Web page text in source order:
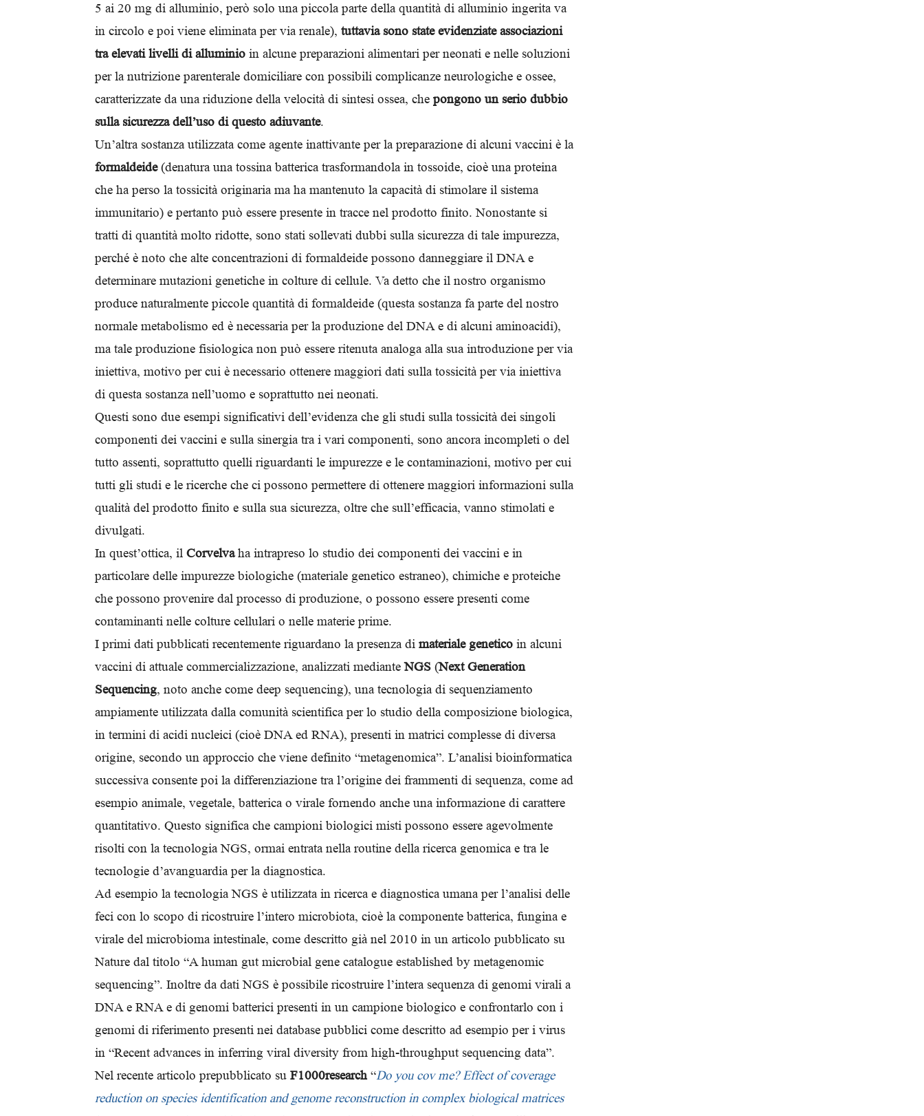
5 ai 20 mg di alluminio, però solo una piccola parte della quantità di alluminio ingerita va
in circolo e poi viene eliminata per via renale), tuttavia sono state evidenziate associazioni
tra elevati livelli di alluminio in alcune preparazioni alimentari per neonati e nelle soluzioni
per la nutrizione parenterale domiciliare con possibili complicanze neurologiche e ossee,
caratterizzate da una riduzione della velocità di sintesi ossea, che pongono un serio dubbio
sulla sicurezza dell’uso di questo adiuvante.
Un’altra sostanza utilizzata come agente inattivante per la preparazione di alcuni vaccini è la
formaldeide(denatura una tossina batterica trasformandola in tossoide, cioè una proteina
che ha perso la tossicità originaria ma ha mantenuto la capacità di stimolare il sistema
immunitario) e pertanto può essere presente in tracce nel prodotto finito. Nonostante si
tratti di quantità molto ridotte, sono stati sollevati dubbi sulla sicurezza di tale impurezza,
perché è noto che alte concentrazioni di formaldeide possono danneggiare il DNA e
determinare mutazioni genetiche in colture di cellule. Va detto che il nostro organismo
produce naturalmente piccole quantità di formaldeide (questa sostanza fa parte del nostro
normale metabolismo ed è necessaria per la produzione del DNA e di alcuni aminoacidi),
ma tale produzione fisiologica non può essere ritenuta analoga alla sua introduzione per via
iniettiva, motivo per cui è necessario ottenere maggiori dati sulla tossicità per via iniettiva
di questa sostanza nell’uomo e soprattutto nei neonati.
Questi sono due esempi significativi dell’evidenza che gli studi sulla tossicità dei singoli
componenti dei vaccini e sulla sinergia tra i vari componenti, sono ancora incompleti o del
tutto assenti, soprattutto quelli riguardanti le impurezze e le contaminazioni, motivo per cui
tutti gli studi e le ricerche che ci possono permettere di ottenere maggiori informazioni sulla
qualità del prodotto finito e sulla sua sicurezza, oltre che sull’efficacia, vanno stimolati e
divulgati.
In quest’ottica, il Corvelvaha intrapreso lo studio dei componenti dei vaccini e in
particolare delle impurezze biologiche (materiale genetico estraneo), chimiche e proteiche
che possono provenire dal processo di produzione, o possono essere presenti come
contaminanti nelle colture cellulari o nelle materie prime.
I primi dati pubblicati recentemente riguardano la presenza di materiale genetico in alcuni
vaccini di attuale commercializzazione, analizzati medianteNGS (Next Generation
Sequencing, noto anche come deep sequencing), una tecnologia di sequenziamento
ampiamente utilizzata dalla comunità scientifica per lo studio della composizione biologica,
in termini di acidi nucleici (cioè DNA ed RNA), presenti in matrici complesse di diversa
origine, secondo un approccio che viene definito “metagenomica”. L’analisi bioinformatica
successiva consente poi la differenziazione tra l’origine dei frammenti di sequenza, come ad
esempio animale, vegetale, batterica o virale fornendo anche una informazione di carattere
quantitativo. Questo significa che campioni biologici misti possono essere agevolmente
risolti con la tecnologia NGS, ormai entrata nella routine della ricerca genomica e tra le
tecnologie d’avanguardia per la diagnostica.
Ad esempio la tecnologia NGS è utilizzata in ricerca e diagnostica umana per l’analisi delle
feci con lo scopo di ricostruire l’intero microbiota, cioè la componente batterica, fungina e
virale del microbioma intestinale, come descritto già nel 2010 in un articolo pubblicato su
Nature dal titolo “A human gut microbial gene catalogue established by metagenomic
sequencing”. Inoltre da dati NGS è possibile ricostruire l’intera sequenza di genomi virali a
DNA e RNA e di genomi batterici presenti in un campione biologico e confrontarlo con i
genomi di riferimento presenti nei database pubblici come descritto ad esempio per i virus
in “Recent advances in inferring viral diversity from high-throughput sequencing data”.
Nel recente articolo prepubblicato su F1000research “Do you cov me? Effect of coverage
reduction on species identification and genome reconstruction in complex biological matrices